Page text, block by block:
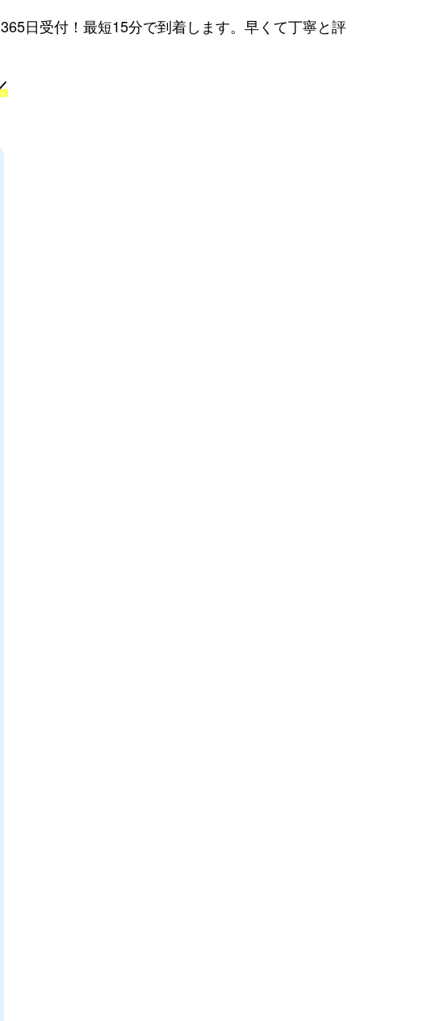
日受付！最短15分で到着します。早くて丁寧と評